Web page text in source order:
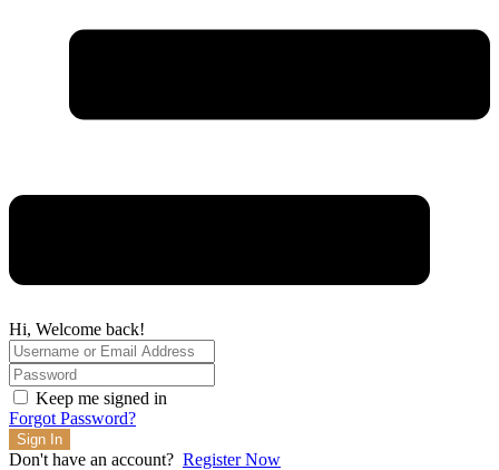
Hi, Welcome back!
Keep me signed in
Forgot Password?
Sign In
Don't have an account? Register Now